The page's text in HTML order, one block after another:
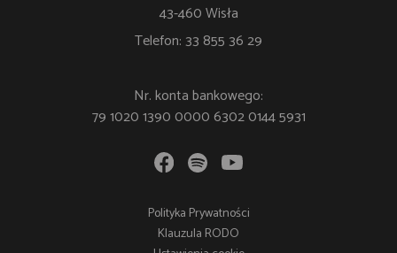
43-460 Wisła
Telefon: 33 855 36 29
Nr. konta bankowego:
79 1020 1390 0000 6302 0144 5931
Polityka Prywatności
Klauzula RODO